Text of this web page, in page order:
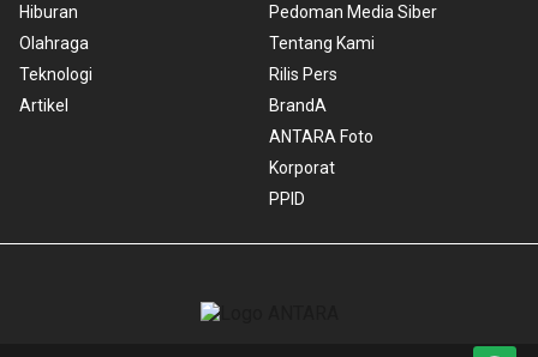
Hiburan
Olahraga
Teknologi
Artikel
Pedoman Media Siber
Tentang Kami
Rilis Pers
BrandA
ANTARA Foto
Korporat
PPID